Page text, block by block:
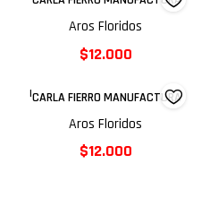
Aros Floridos
$12.000
|CARLA FIERRO MANUFACTURA
Aros Floridos
$12.000